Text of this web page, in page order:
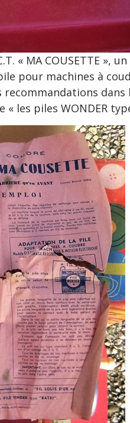
« MA COUSETTE »,
pour machines à
dans
les piles WONDER